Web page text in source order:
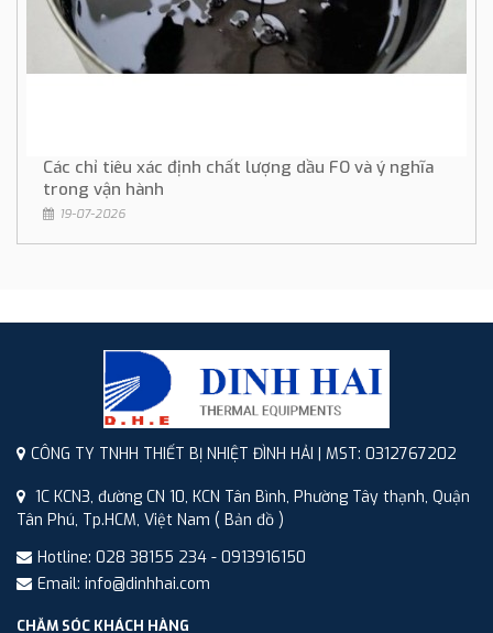
Các chỉ tiêu xác định chất lượng dầu FO và ý nghĩa
trong vận hành
19-07-2026
CÔNG TY TNHH THIẾT BỊ NHIỆT ĐÌNH HẢI | MST: 0312767202
1C KCN3, đường CN 10, KCN Tân Bình, Phường Tây thạnh, Quận
Tân Phú, Tp.HCM, Việt Nam ( Bản đồ )
Hotline: 028 38155 234 - 0913916150
Email: info@dinhhai.com
CHĂM SÓC KHÁCH HÀNG